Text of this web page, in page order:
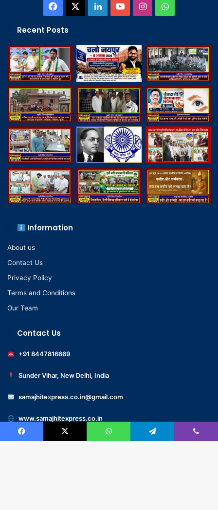
Facebook LinkedInYouTubeInstagramWhatsApp
Recent Posts
Information
About us
Contact Us
Privacy Policy
Terms and Conditions
Our Team
Contact Us
+91 8447816669
Sunder Vihar, New Delhi, India
samajhitexpress.co.in@gmail.com
www.samajhitexpress.co.in
Facebook X WhatsApp Telegram Viber